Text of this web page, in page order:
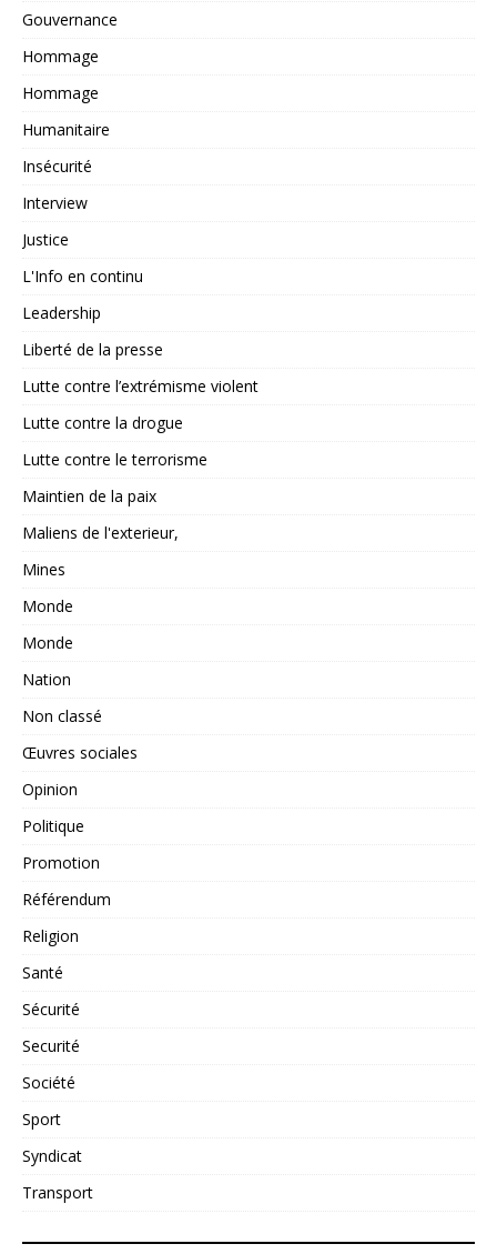
Gouvernance
Hommage
Hommage
Humanitaire
Insécurité
Interview
Justice
L'Info en continu
Leadership
Liberté de la presse
Lutte contre l’extrémisme violent
Lutte contre la drogue
Lutte contre le terrorisme
Maintien de la paix
Maliens de l'exterieur,
Mines
Monde
Monde
Nation
Non classé
Œuvres sociales
Opinion
Politique
Promotion
Référendum
Religion
Santé
Sécurité
Securité
Société
Sport
Syndicat
Transport